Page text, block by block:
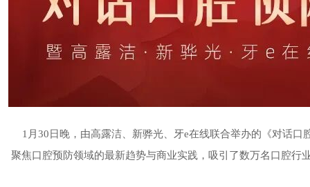
1月30日晚，由高露洁、新骅光、牙e在线联合举办的《对话口
聚焦口腔预防领域的最新趋势与商业实践，吸引了数万名口腔行